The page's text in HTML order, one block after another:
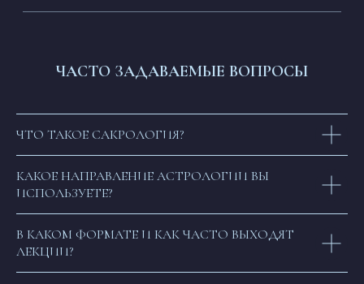
ЧАСТО ЗАДАВАЕМЫЕ ВОПРОСЫ
ЧТО ТАКОЕ САКРОЛОГИЯ?
КАКОЕ НАПРАВЛЕНИЕ АСТРОЛОГИИ ВЫ
ИСПОЛЬЗУЕТЕ?
В КАКОМ ФОРМАТЕ И КАК ЧАСТО ВЫХОДЯТ
ЛЕКЦИИ?
ОГРН 322030000010453
Политика конфиденциальности
Защита авторских прав
Патент на Товарный Знак номер 1080007
Патент на Логотип номер 986658
Свидетельство на Товарный Знак